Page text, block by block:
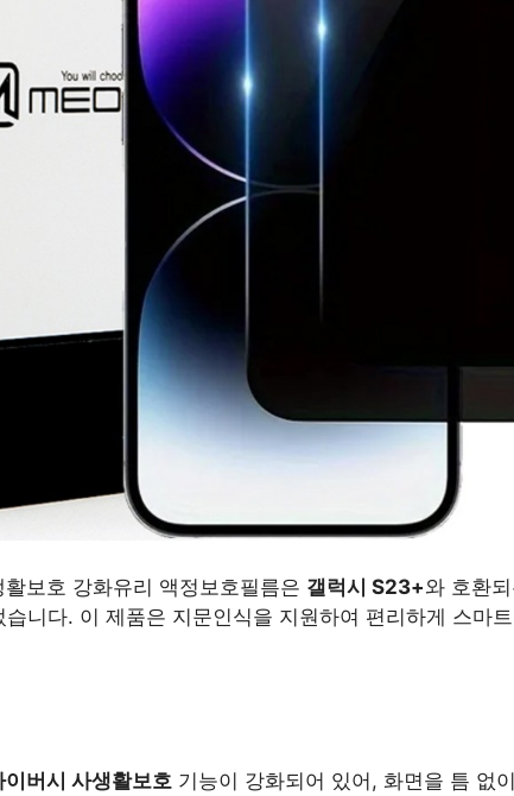
보호 강화유리 액정보호필름은 갤럭시 S23+와 호환
니다. 이 제품은 지문인식을 지원하여 편리하게 스마
이버시 사생활보호 기능이 강화되어 있어, 화면을 틈 없